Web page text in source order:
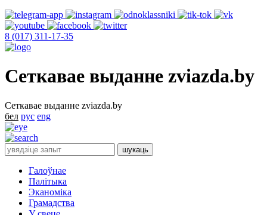
8 (017) 311-17-35
Сеткавае выданне zviazda.by
Сеткавае выданне zviazda.by
бел рус eng
Галоўнае
Палітыка
Эканоміка
Грамадства